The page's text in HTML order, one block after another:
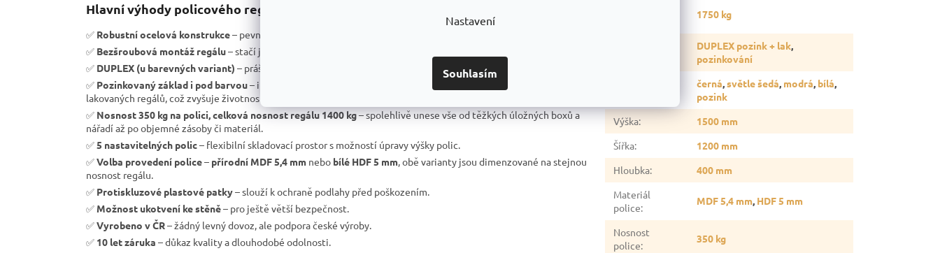
Nastavení
Souhlasím
Hlavní výhody policového regálu RH:
✅ Robustní ocelová konstrukce– pevnost a vysoká stabilita.
✅ Bezšroubová montáž regálu– stačí jen zasunout nosníky do stojin a přitlačit je na doraz.
✅ DUPLEX (u barevných variant) – práškové lakování na pozinkovaném povrchu, pro dvojitou antikorozní ochranu.
✅ Pozinkovaný základ i pod barvou– i při lokálním poškození laku nezůstává ocel „na holém plechu“ jako u běžně
lakovaných regálů, což zvyšuje životnost regálu.
✅ Nosnost 350 kg na polici, celková nosnost regálu 1400 kg– spolehlivě unese vše od těžkých úložných boxů a
nářadí až po objemné zásoby či materiál.
✅5 nastavitelných polic– flexibilní skladovací prostor s možností úpravy výšky polic.
✅Volba provedení police– přírodní MDF 5,4 mm nebo bílé HDF 5 mm, obě varianty jsou dimenzované na stejnou
nosnost regálu.
✅ Protiskluzové plastové patky– slouží k ochraně podlahy před poškozením.
✅ Možnost ukotvení ke stěně– pro ještě větší bezpečnost.
✅Vyrobeno v ČR– žádný levný dovoz, ale podpora české výroby.
✅ 10 let záruka – důkaz kvality a dlouhodobé odolnosti.
1750 kg
DUPLEX pozink + lak,
pozinkování
černá,světle šedá, modrá, bílá,
pozink
Výška:
1500 mm
Šířka:
1200 mm
Hloubka:
400 mm
Materiál
police:
MDF 5,4 mm, HDF 5 mm
Nosnost
police:
350 kg